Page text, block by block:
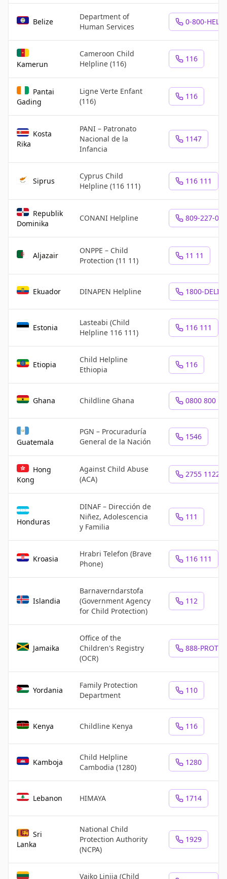
Belize
Department of
Human Services
0-800-HELP
Kamerun
Cameroon Child
Helpline (116)
116
Pantai
Gading
Ligne Verte Enfant
(116)
116
Kosta
Rika
PANI – Patronato
Nacional de la
Infancia
1147
Siprus
Cyprus Child
Helpline (116 111)
116 111
Republik
Dominika
CONANI Helpline 809-227-
Aljazair
ONPPE – Child
Protection (11 11)
11 11
Ekuador DINAPEN Helpline 1800-
Estonia
Lasteabi (Child
Helpline 116 111)
116 111
Etiopia
Child Helpline
Ethiopia
116
Ghana Childline Ghana 0800 800
Guatemala
PGN – Procuraduría
General de la Nación
1546
Hong
Kong
Against Child Abuse
(ACA)
2755 1122
Honduras
DINAF – Dirección de
Niñez, Adolescencia
y Familia
111
Kroasia
Hrabri Telefon (Brave
Phone)
116 111
Islandia
Barnaverndarstofa
(Government Agency
for Child Protection)
112
Jamaika
Office of the
Children's Registry
(OCR)
888-
Yordania
Family Protection
Department
110
Kenya Childline Kenya 116
Kamboja
Child Helpline
Cambodia (1280)
1280
Lebanon HIMAYA 1714
Sri
Lanka
National Child
Protection Authority
(NCPA)
1929
Vaiko Linija (Child